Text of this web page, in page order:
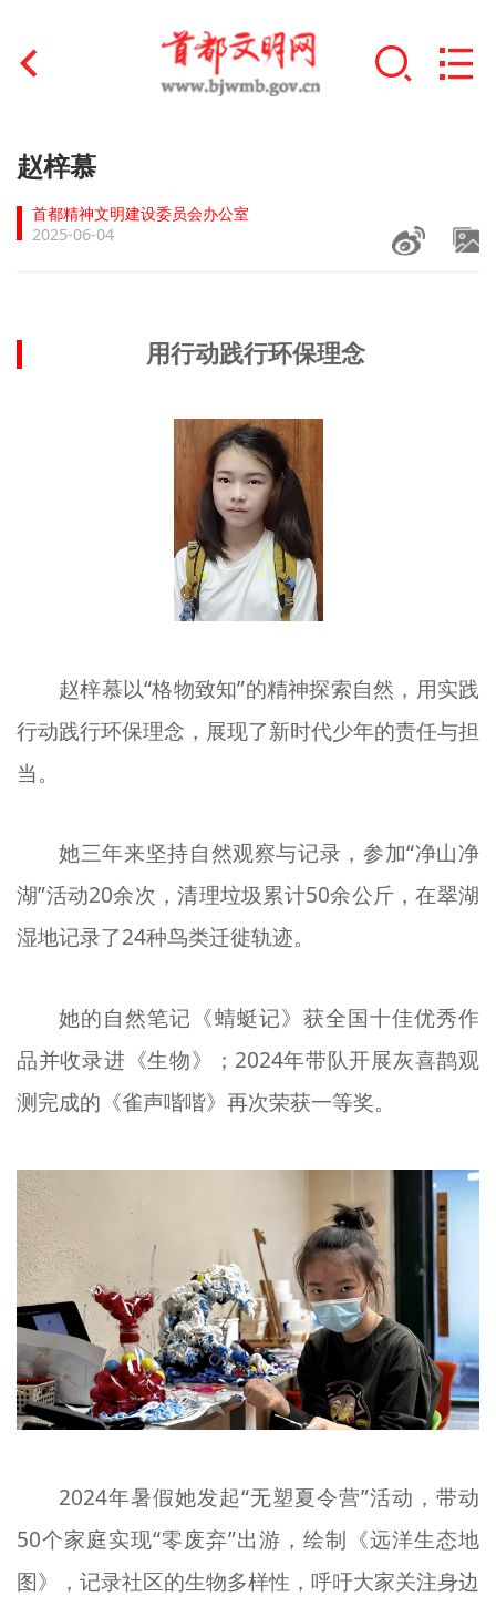
首页
文明创建
未成年人思想道德建设
北京宣传文化引导基金
宣传思想文化人才
专题
资料库
+
赵梓慕
首都精神文明建设委员会办公室
2025-06-04
用行动践行环保理念
赵梓慕以“格物致知”的精神探索自然，用实践
行动践行环保理念，展现了新时代少年的责任与担
当。
她三年来坚持自然观察与记录，参加“净山净
湖”活动20余次，清理垃圾累计50余公斤，在翠湖
湿地记录了24种鸟类迁徙轨迹。
她的自然笔记《蜻蜓记》获全国十佳优秀作
品并收录进《生物》；2024年带队开展灰喜鹊观
测完成的《雀声喈喈》再次荣获一等奖。
2024年暑假她发起“无塑夏令营”活动，带动
50个家庭实现“零废弃”出游，绘制《远洋生态地
图》，记录社区的生物多样性，呼吁大家关注身边